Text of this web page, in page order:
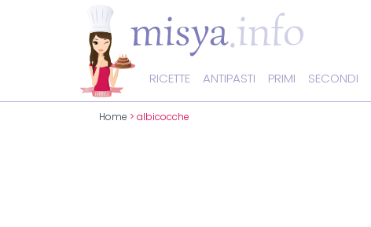
RICETTE ANTIPASTI PRIMI SECONDI
Home > albicocche